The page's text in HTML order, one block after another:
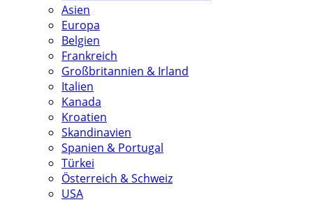
Asien
Europa
Belgien
Frankreich
Großbritannien & Irland
Italien
Kanada
Kroatien
Skandinavien
Spanien & Portugal
Türkei
Österreich & Schweiz
USA